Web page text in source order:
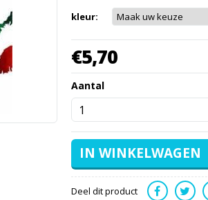
kleur:
€5,70
Aantal
Deel dit product